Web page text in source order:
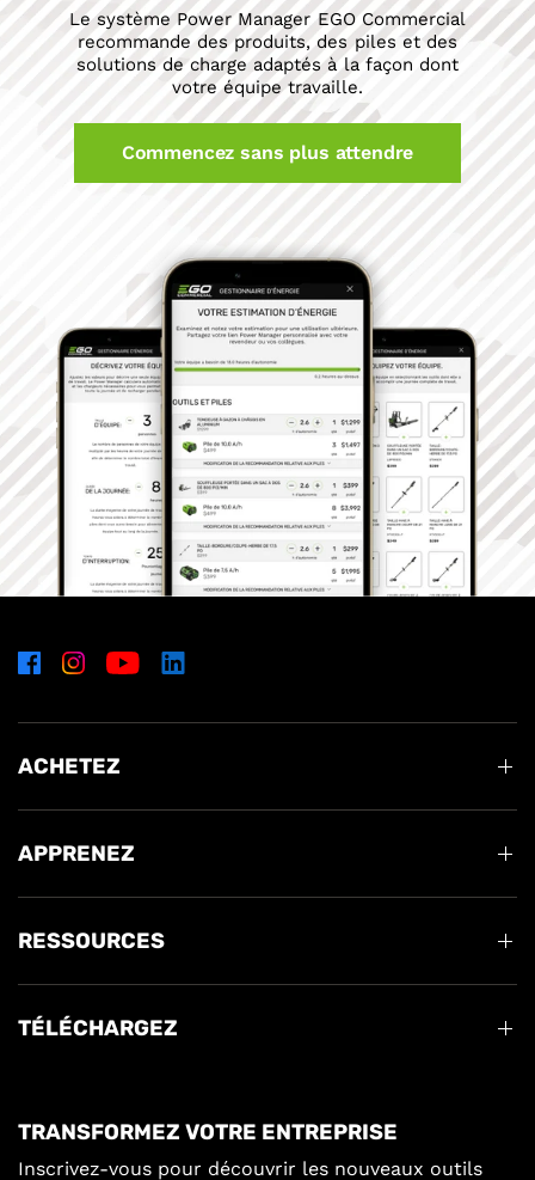
Le système Power Manager EGO Commercial
recommande des produits, des piles et des
solutions de charge adaptés à la façon dont
votre équipe travaille.
Commencez sans plus attendre
ACHETEZ
APPRENEZ
RESSOURCES
TÉLÉCHARGEZ
TRANSFORMEZ VOTRE ENTREPRISE
Inscrivez-vous pour découvrir les nouveaux outils